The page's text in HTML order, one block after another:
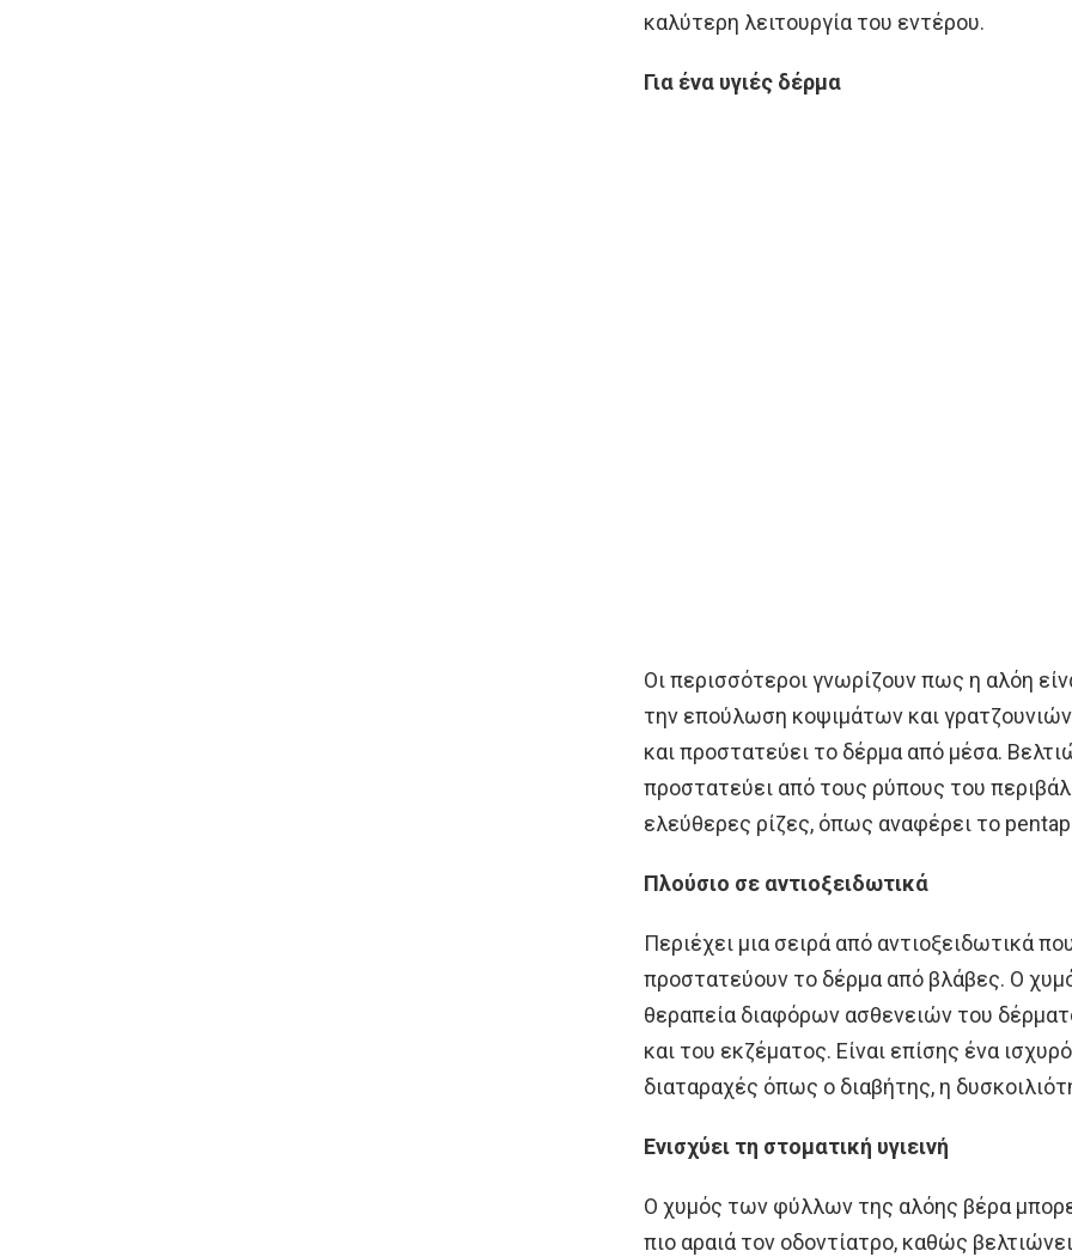
καλύτερη λειτουργία του εντέρου.
Για ένα υγιές δέρμα
Οι περισσότεροι γνωρίζουν πως η αλόη
την επούλωση κοψιμάτων και
και προστατεύει το δέρμα από μέσα.
προστατεύει από τους ρύπους του
ελεύθερες ρίζες, όπως αναφέρει το
Πλούσιο σε αντιοξειδωτικά
Περιέχει μια σειρά από αντιοξειδωτικά
προστατεύουν το δέρμα από βλάβες. Ο
θεραπεία διαφόρων ασθενειών του
και του εκζέματος. Είναι επίσης ένα
διαταραχές όπως ο διαβήτης, η
Ενισχύει τη στοματική υγιεινή
Ο χυμός των φύλλων της αλόης βέρα
πιο αραιά τον οδοντίατρο, καθώς